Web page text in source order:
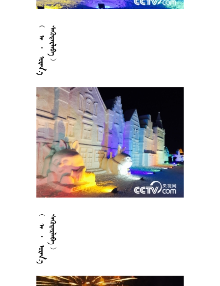





































